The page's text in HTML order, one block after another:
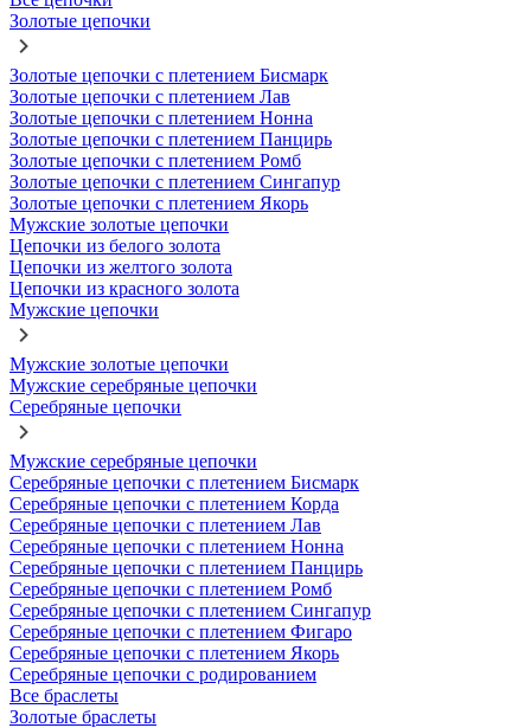
Золотые цепочки
Золотые цепочки с плетением Бисмарк
Золотые цепочки с плетением Лав
Золотые цепочки с плетением Нонна
Золотые цепочки с плетением Панцирь
Золотые цепочки с плетением Ромб
Золотые цепочки с плетением Сингапур
Золотые цепочки с плетением Якорь
Мужские золотые цепочки
Цепочки из белого золота
Цепочки из желтого золота
Цепочки из красного золота
Мужские цепочки
Мужские золотые цепочки
Мужские серебряные цепочки
Серебряные цепочки
Мужские серебряные цепочки
Серебряные цепочки с плетением Бисмарк
Серебряные цепочки с плетением Корда
Серебряные цепочки с плетением Лав
Серебряные цепочки с плетением Нонна
Серебряные цепочки с плетением Панцирь
Серебряные цепочки с плетением Ромб
Серебряные цепочки с плетением Сингапур
Серебряные цепочки с плетением Фигаро
Серебряные цепочки с плетением Якорь
Серебряные цепочки с родированием
Все браслеты
Золотые браслеты